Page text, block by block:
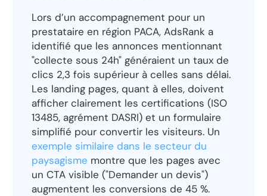
Lors d’un accompagnement pour un
prestataire en région PACA, AdsRank a
identifié que les annonces mentionnant
"collecte sous 24h" généraient un taux de
clics 2,3 fois supérieur à celles sans délai.
Les landing pages, quant à elles, doivent
afficher clairement les certifications (ISO
13485, agrément DASRI) et un formulaire
simplifié pour convertir les visiteurs. Un
exemple similaire dans le secteur du
paysagisme montre que les pages avec
un CTA visible ("Demander un devis")
augmentent les conversions de 45 %.